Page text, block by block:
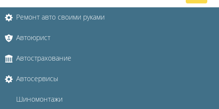
Ремонт авто своими руками
Автоюрист
Автострахование
Автосервисы
Шиномонтажи